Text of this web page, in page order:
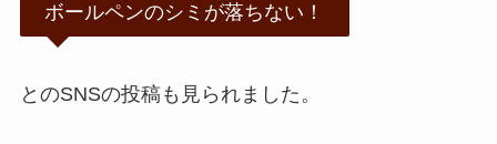
ボールペンのシミが落ちない！
とのSNSの投稿も見られました。